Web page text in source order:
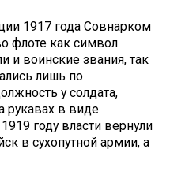
1917 года Совнарком
флоте как символ
и воинские звания, так
лишь по
у солдата,
в виде
году власти вернули
в сухопутной армии, а